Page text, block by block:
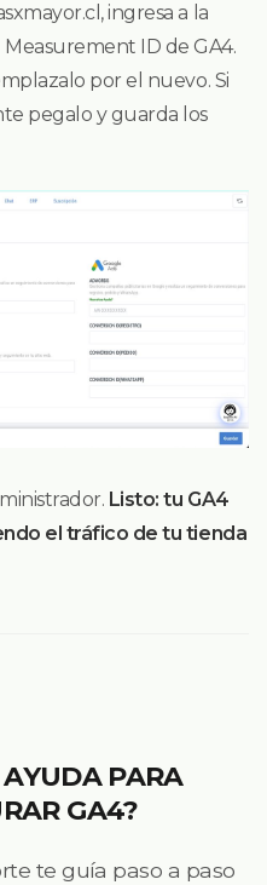
ingresa a la
Measurement ID de GA4.
por el nuevo. Si
pegalo y guarda los
Listo: tu GA4
el tráfico de tu tienda
PARA
GA4?
te guía paso a paso